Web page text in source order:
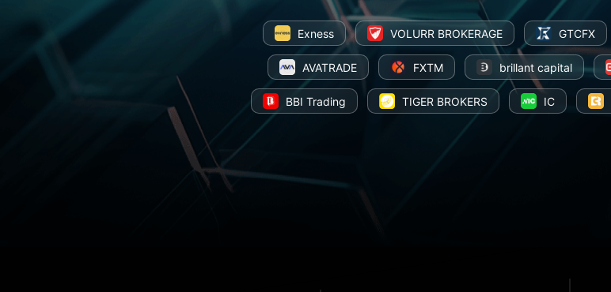
Exness VOLURR BROKERAGE GTCFX
AVATRADE FXTM brillant capital
BBI Trading TIGER BROKERS IC